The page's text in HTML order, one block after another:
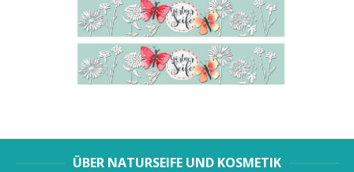
ÜBER NATURSEIFE UND KOSMETIK